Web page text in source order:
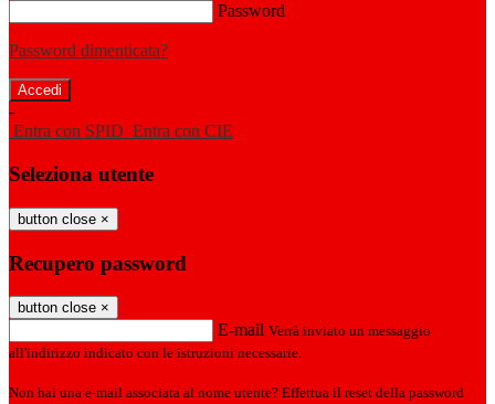
Password
Password dimenticata?
-
Entra con SPID Entra con CIE
Seleziona utente
button close ×
Recupero password
button close ×
E-mail Verrà inviato un messaggio
all'indirizzo indicato con le istruzioni necessarie.
Non hai una e-mail associata al nome utente? Effettua il reset della password